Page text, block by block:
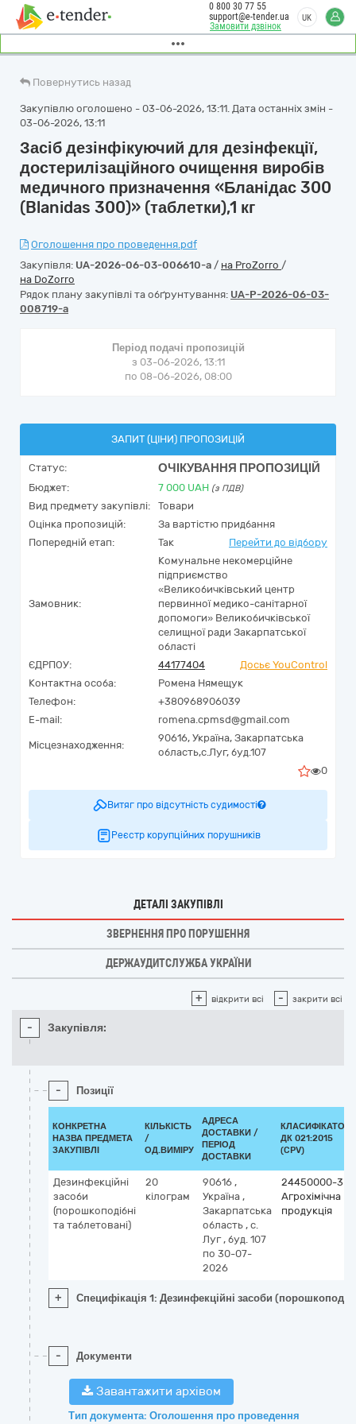
Замовити дзвінок
0 800 30 77 55
support@e-tender.ua
UK
Повернутись назад
Закупівлю оголошено - 03-06-2026, 13:11. Дата останніх змін -
03-06-2026, 13:11
Засіб дезінфікуючий для дезінфекції,
достерилізаційного очищення виробів
медичного призначення «Бланідас 300
(Blanidas 300)» (таблетки),1 кг
Оголошення про проведення.pdf
Закупівля: UA-2026-06-03-006610-a / на ProZorro /
на DoZorro
Рядок плану закупівлі та обґрунтування: UA-P-2026-06-03-
008719-a
Період подачі пропозицій
з 03-06-2026, 13:11
по 08-06-2026, 08:00
ЗАПИТ (ЦІНИ) ПРОПОЗИЦІЙ
Статус: ОЧІКУВАННЯ ПРОПОЗИЦІЙ
Бюджет: 7 000 UAH (з ПДВ)
Вид предмету закупівлі:
Товари
Оцінка пропозицій:
За вартістю придбання
Попередній етап:
Так Перейти до відбору
Замовник:
Комунальне некомерційне
підприємство
«Великобичківський центр
первинної медико-санітарної
допомоги» Великобичківської
селищної ради Закарпатської
області
ЄДРПОУ:
44177404
Досьє YouControl
Контактна особа:
Ромена Нямещук
Телефон:
+380968906039
E-mail:
romena.cpmsd@gmail.com
Місцезнаходження:
90616, Україна, Закарпатська
область,с.Луг, буд.107
0
Витяг про відсутність судимості
Реєстр корупційних порушників
ДЕТАЛІ ЗАКУПІВЛІ
ЗВЕРНЕННЯ ПРО ПОРУШЕННЯ
ДЕРЖАУДИТСЛУЖБА УКРАЇНИ
+ відкрити всі - закрити всі
- Закупівля:
- Позиції
КОНКРЕТНА
НАЗВА ПРЕДМЕТА
ЗАКУПІВЛІ
КІЛЬКІСТЬ
/
ОД.ВИМІРУ
АДРЕСА
ДОСТАВКИ /
ПЕРІОД
ДОСТАВКИ
КЛАСИФІКАТОР
ДК 021:2015
(CPV)
Дезинфекційні
засоби
(порошкоподібні
та таблетовані)
20
кілограм
90616 ,
Україна ,
Закарпатська
область , с.
Луг, буд. 107
по 30-07-
2026
24450000-3
Агрохімічна
продукція
+ Специфікація 1: Дезинфекційні засоби
- Документи
Завантажити архівом
Тип документа: Оголошення про проведення